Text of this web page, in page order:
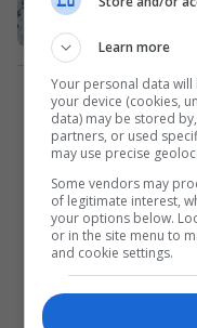
Learn more
Your personal data
your device (cookies,
data) may be stored
partners, or used
may use precise
Some vendors may
of legitimate interest,
your options below.
or in the site menu to
and cookie settings.